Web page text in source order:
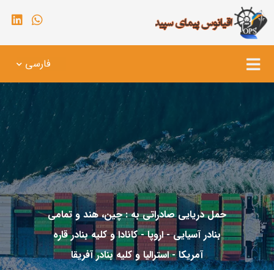
فارسی
حمل دریایی صادراتی به : چین، هند و تمامی
بنادر آسیایی - اروپا - کانادا و کلیه بنادر قاره
آمریکا - استرالیا و کلیه بنادر آفریقا